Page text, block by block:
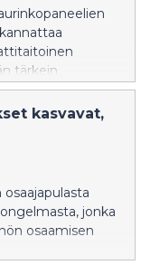
tärkein
kasvavat,
jonka
osaamisen